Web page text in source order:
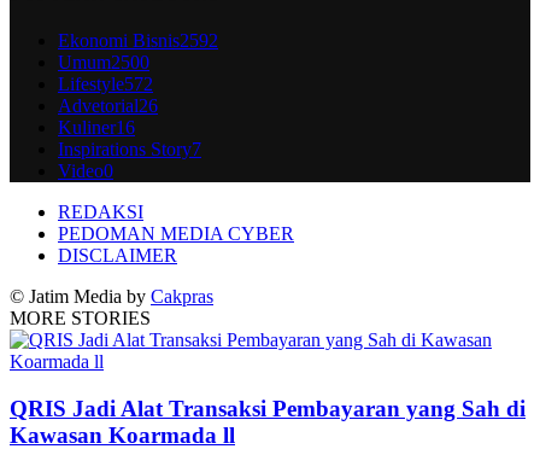
Ekonomi Bisnis2592
Umum2500
Lifestyle572
Advetorial26
Kuliner16
Inspirations Story7
Video0
REDAKSI
PEDOMAN MEDIA CYBER
DISCLAIMER
© Jatim Media by Cakpras
MORE STORIES
QRIS Jadi Alat Transaksi Pembayaran yang Sah di
Kawasan Koarmada ll